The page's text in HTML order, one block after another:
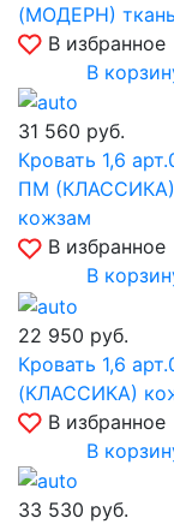
(МОДЕРН) ткань
В избранное
В
31 560 руб.
Кровать 1,6
ПМ (КЛАССИКА)
кожзам
В избранное
В
22 950 руб.
Кровать 1,6
(КЛАССИКА)
В избранное
В
33 530 руб.